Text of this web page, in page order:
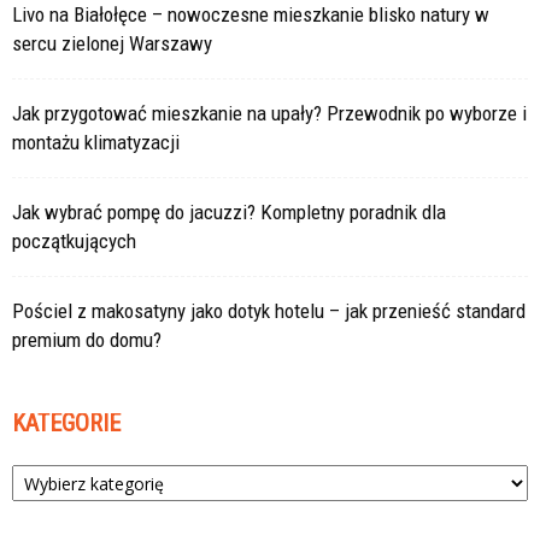
Livo na Białołęce – nowoczesne mieszkanie blisko natury w
sercu zielonej Warszawy
Jak przygotować mieszkanie na upały? Przewodnik po wyborze i
montażu klimatyzacji
Jak wybrać pompę do jacuzzi? Kompletny poradnik dla
początkujących
Pościel z makosatyny jako dotyk hotelu – jak przenieść standard
premium do domu?
KATEGORIE
Kategorie